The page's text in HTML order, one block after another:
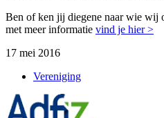
Ben of ken jij diegene naar wie wij
met meer informatie vind je hier >
17 mei 2016
Vereniging